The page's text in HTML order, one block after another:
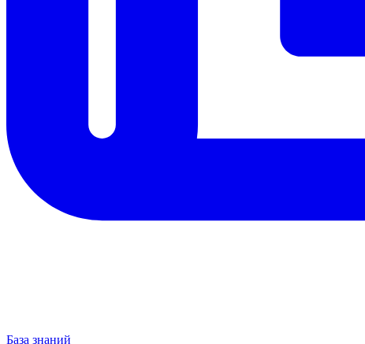
База знаний